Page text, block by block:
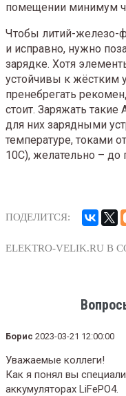
помещении минимум
Чтобы литий-железо-
и исправно, нужно
зарядке. Хотя
устойчивы к жёстким
пренебрегать
стоит. Заряжать
для них зарядными
температуре, токами
10С), желательно – до
ПОДЕЛИТСЯ:
ELEKTRO-VELIK.RU В
Борис 2023-03-21 12:00:00
Уважаемые коллеги!
Как я понял вы
аккумуляторах LiFePO4.